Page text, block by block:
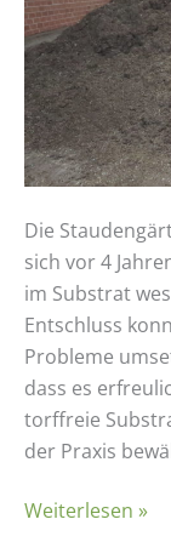
Die
sich vor 4
im Substrat
Entschluss
Probleme
dass es
torffreie
der Praxis
Weiterlesen »